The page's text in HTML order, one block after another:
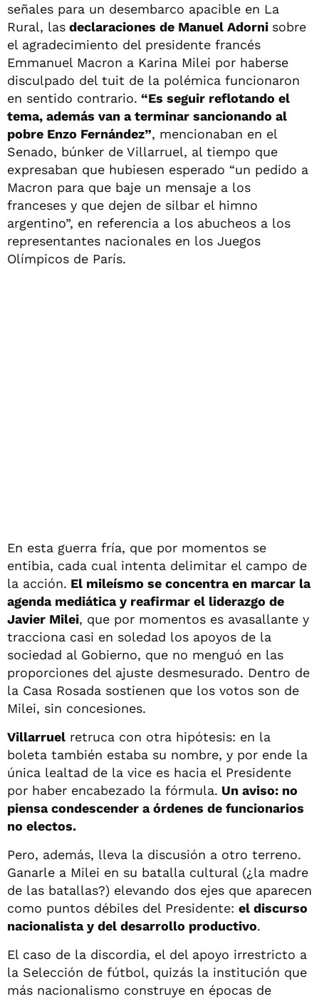
señales para un desembarco apacible en La
Rural, las declaraciones de Manuel Adorni sobre
el agradecimiento del presidente francés
Emmanuel Macron a Karina Milei por haberse
disculpado del tuit de la polémica funcionaron
en sentido contrario. “Es seguir reflotando el
tema, además van a terminar sancionando al
pobre Enzo Fernández”, mencionaban en el
Senado, búnker de Villarruel, al tiempo que
expresaban que hubiesen esperado “un pedido a
Macron para que baje un mensaje a los
franceses y que dejen de silbar el himno
argentino”, en referencia a los abucheos a los
representantes nacionales en los Juegos
Olímpicos de París.
En esta guerra fría, que por momentos se
entibia, cada cual intenta delimitar el campo de
la acción. El mileísmo se concentra en marcar la
agenda mediática y reafirmar el liderazgo de
Javier Milei, que por momentos es avasallante y
tracciona casi en soledad los apoyos de la
sociedad al Gobierno, que no menguó en las
proporciones del ajuste desmesurado. Dentro de
la Casa Rosada sostienen que los votos son de
Milei, sin concesiones.
Villarruel retruca con otra hipótesis: en la
boleta también estaba su nombre, y por ende la
única lealtad de la vice es hacia el Presidente
por haber encabezado la fórmula. Un aviso: no
piensa condescender a órdenes de funcionarios
no electos.
Pero, además, lleva la discusión a otro terreno.
Ganarle a Milei en su batalla cultural (¿la madre
de las batallas?) elevando dos ejes que aparecen
como puntos débiles del Presidente: el discurso
nacionalista y del desarrollo productivo.
El caso de la discordia, el del apoyo irrestricto a
la Selección de fútbol, quizás la institución que
más nacionalismo construye en épocas de